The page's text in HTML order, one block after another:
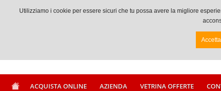
Chiamaci +39 0833917056
ACQUISTA ONLINE AZIENDA VETRINA OFFERTE
Utilizziamo i cookie per essere sicuri che tu possa avere la migliore
Accetta